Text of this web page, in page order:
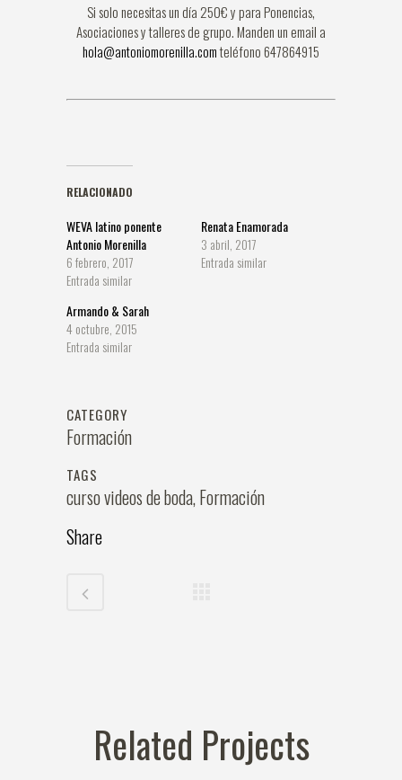
Si solo necesitas un día 250€ y para Ponencias,
Asociaciones y talleres de grupo. Manden un email a
hola@antoniomorenilla.comteléfono 647864915
RELACIONADO
WEVA latino ponente
Antonio Morenilla
6 febrero, 2017
Entrada similar
Renata Enamorada
3 abril, 2017
Entrada similar
Armando & Sarah
4 octubre, 2015
Entrada similar
CATEGORY
Formación
TAGS
curso videos de boda, Formación
Share
Related Projects